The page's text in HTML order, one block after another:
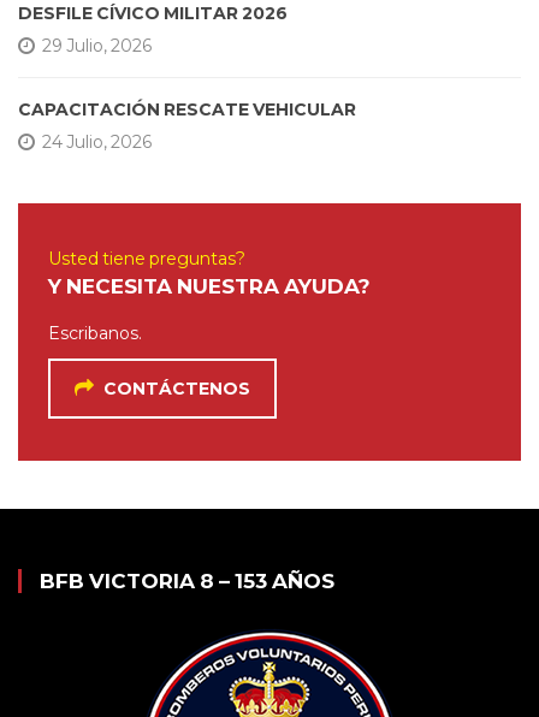
DESFILE CÍVICO MILITAR 2026
29 Julio, 2026
CAPACITACIÓN RESCATE VEHICULAR
24 Julio, 2026
Usted tiene preguntas?
Y NECESITA NUESTRA AYUDA?
Escribanos.
CONTÁCTENOS
BFB VICTORIA 8 – 153 AÑOS